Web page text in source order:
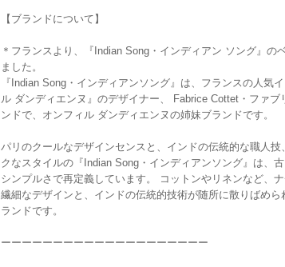
【ブランドについて】
＊フランスより、『Indian Song・インディアン ソング』
ました。
『Indian Song・インディアンソング』は、フランスの人気
ル ダンディエンヌ』のデザイナー、 Fabrice Cottet・ファ
ンドで、オンフィル ダンディエンヌの姉妹ブランドです。
パリのクールなデザインセンスと、インドの伝統的な職人
クなスタイルの『Indian Song・インディアンソング』は、
シンプルさで再定義しています。 コットンやリネンなど、
繊細なデザインと、インドの伝統的技術が随所に散りばめ
ランドです。
ーーーーーーーーーーーーーーーーーーーー